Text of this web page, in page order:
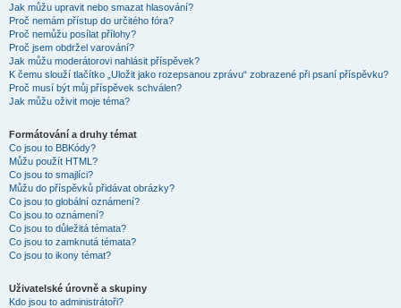
Jak můžu upravit nebo smazat hlasování?
Proč nemám přístup do určitého fóra?
Proč nemůžu posílat přílohy?
Proč jsem obdržel varování?
Jak můžu moderátorovi nahlásit příspěvek?
K čemu slouží tlačítko „Uložit jako rozepsanou zprávu“ zobrazené při psaní příspěvku?
Proč musí být můj příspěvek schválen?
Jak můžu oživit moje téma?
Formátování a druhy témat
Co jsou to BBKódy?
Můžu použít HTML?
Co jsou to smajlíci?
Můžu do příspěvků přidávat obrázky?
Co jsou to globální oznámení?
Co jsou to oznámení?
Co jsou to důležitá témata?
Co jsou to zamknutá témata?
Co jsou to ikony témat?
Uživatelské úrovně a skupiny
Kdo jsou to administrátoři?